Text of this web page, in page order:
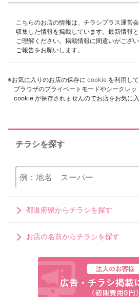
こちらのお店の情報は、チラシプラス運営
収集した情報を掲載しています。最新情報
ご理解ください。掲載情報に間違いがござ
ご報告をお願いします。
※お気に入りのお店の保存に cookie を利用して
ブラウザのプライベートモードやシークレ
cookie が保存されませんのでお店をお気に入
チラシを探す
都道府県からチラシを探す
お店の名前からチラシを探す